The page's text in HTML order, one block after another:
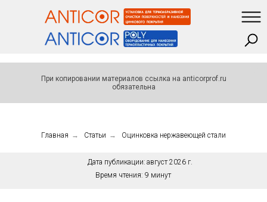
При копировании материалов ссылка на anticorprof.ru
обязательна
Главная → Статьи → Оцинковка нержавеющей стали
август 2026 г.
Дата публикации:
Время чтения:9 минут